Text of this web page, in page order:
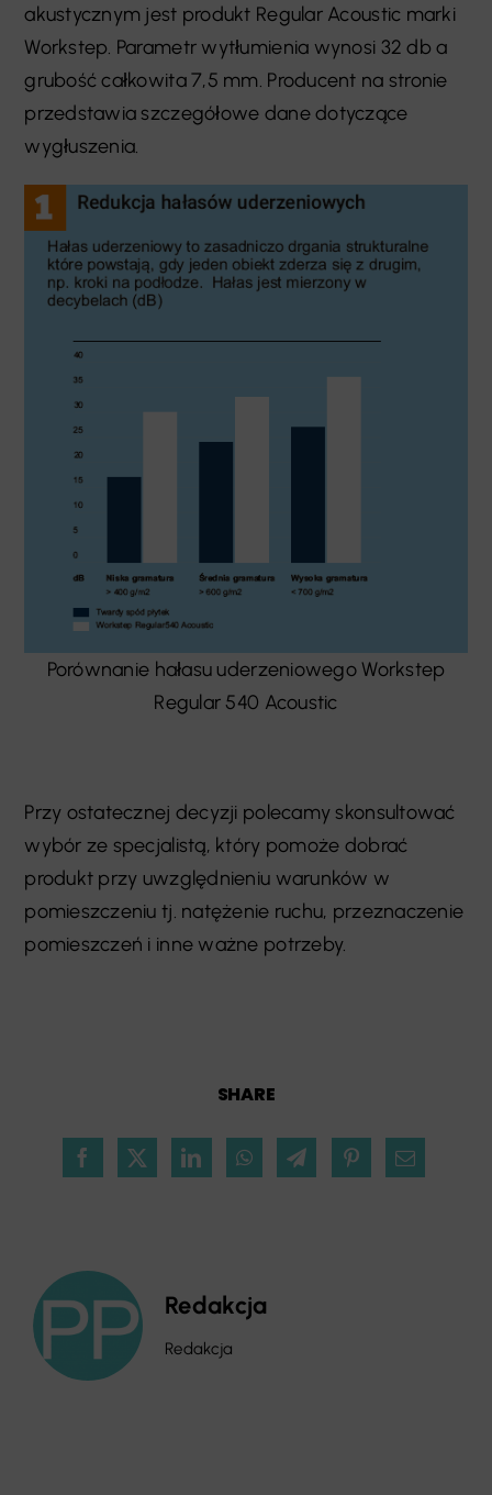
SHARE
akustycznym jest produkt Regular Acoustic marki
Workstep. Parametr wytłumienia wynosi 32 db a
grubość całkowita 7,5 mm. Producent na stronie
przedstawia szczegółowe dane dotyczące
wygłuszenia.
Porównanie hałasu uderzeniowego Workstep
Regular 540 Acoustic
Przy ostatecznej decyzji polecamy skonsultować
wybór ze specjalistą, który pomoże dobrać
produkt przy uwzględnieniu warunków w
pomieszczeniu tj. natężenie ruchu, przeznaczenie
pomieszczeń i inne ważne potrzeby.
Redakcja
Redakcja